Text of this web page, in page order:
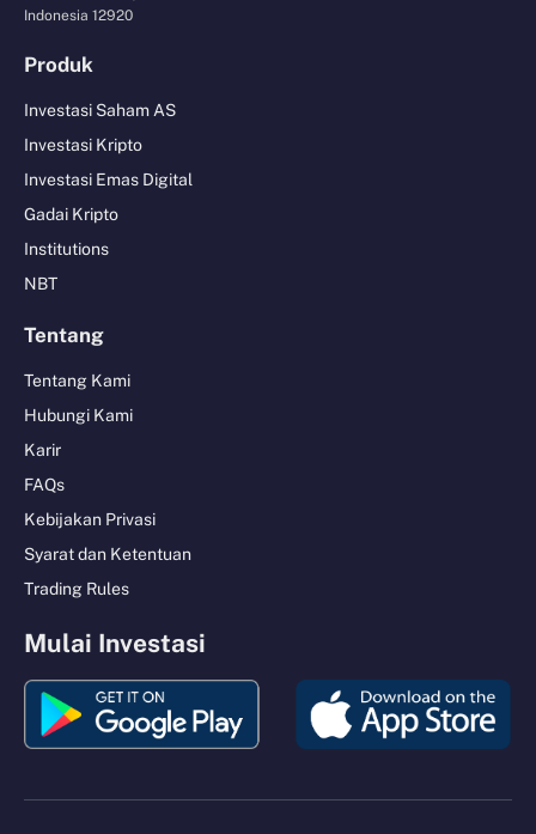
Indonesia 12920
Produk
Investasi Saham AS
Investasi Kripto
Investasi Emas Digital
Gadai Kripto
Institutions
NBT
Tentang
Tentang Kami
Hubungi Kami
Karir
FAQs
Kebijakan Privasi
Syarat dan Ketentuan
Trading Rules
Mulai Investasi